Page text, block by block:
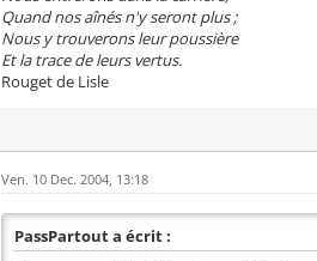
Quand nos aînés n'y seront plus ;
Nous y trouverons leur poussière
Et la trace de leurs vertus.
Rouget de Lisle
Ven. 10 Dec. 2004, 13:18
PassPartout a écrit :